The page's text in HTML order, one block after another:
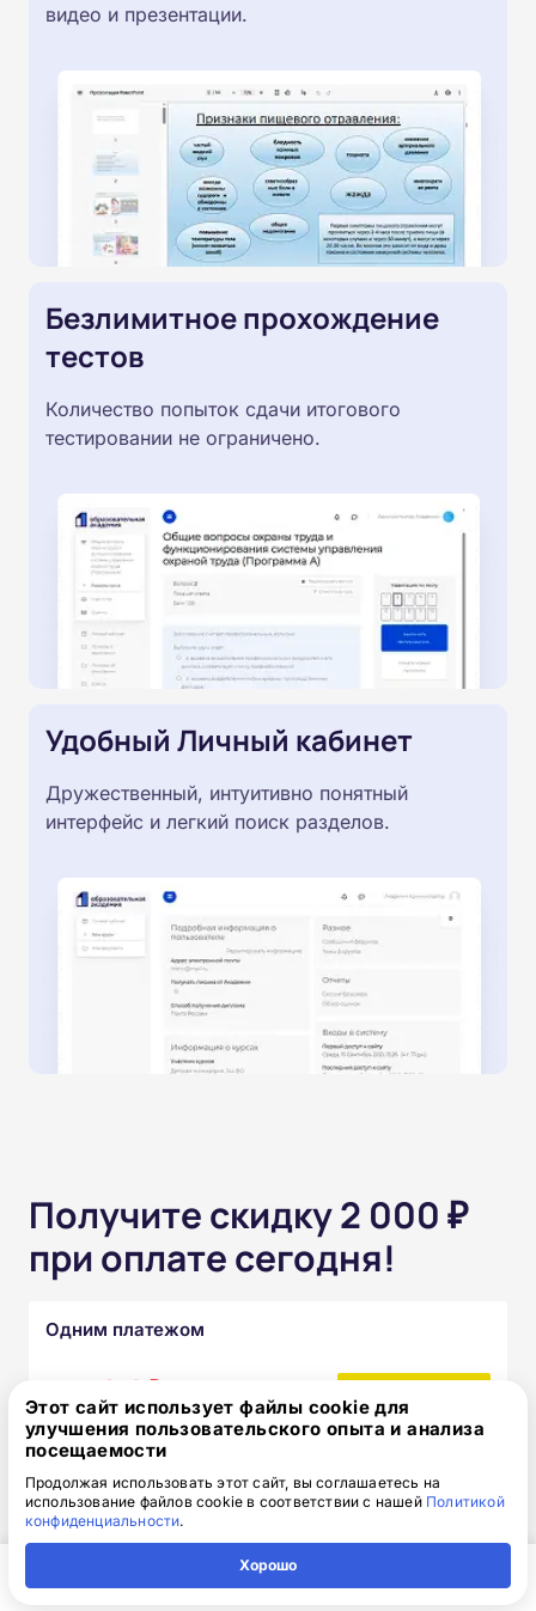
видео и презентации.
Безлимитное прохождение
тестов
Количество попыток сдачи итогового
тестировании не ограничено.
Удобный Личный кабинет
Дружественный, интуитивно понятный
интерфейс и легкий поиск разделов.
Получите скидку 2 000 ₽
при оплате сегодня!
Одним платежом
от 15 850 ₽
от 1 320₽/месяц
Этот сайт использует файлы cookie для
улучшения пользовательского опыта и анализа
посещаемости
Продолжая использовать этот сайт, вы соглашаетесь на
использование файлов cookie в соответствии с нашей Политикой
конфиденциальности.
Хорошо